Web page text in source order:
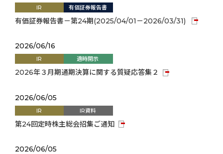
IR 有価証券報告書
有価証券報告書－第24期(2025/04/01－2026/03/31)
2026/06/16
IR 適時開示
2026年３月期通期決算に関する質疑応答集２
2026/06/05
IR IR資料
第24回定時株主総会招集ご通知
2026/06/05